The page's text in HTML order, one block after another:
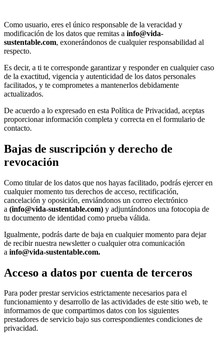
Como usuario, eres el único responsable de la veracidad y
modificación de los datos que remitas a info@vida-
sustentable.com, exonerándonos de cualquier responsabilidad al
respecto.
Es decir, a ti te corresponde garantizar y responder en cualquier caso
de la exactitud, vigencia y autenticidad de los datos personales
facilitados, y te comprometes a mantenerlos debidamente
actualizados.
De acuerdo a lo expresado en esta Política de Privacidad, aceptas
proporcionar información completa y correcta en el formulario de
contacto.
Bajas de suscripción y derecho de
revocación
Como titular de los datos que nos hayas facilitado, podrás ejercer en
cualquier momento tus derechos de acceso, rectificación,
cancelación y oposición, enviándonos un correo electrónico
a (info@vida-sustentable.com) y adjuntándonos una fotocopia de
tu documento de identidad como prueba válida.
Igualmente, podrás darte de baja en cualquier momento para dejar
de recibir nuestra newsletter o cualquier otra comunicación
a info@vida-sustentable.com.
Acceso a datos por cuenta de terceros
Para poder prestar servicios estrictamente necesarios para el
funcionamiento y desarrollo de las actividades de este sitio web, te
informamos de que compartimos datos con los siguientes
prestadores de servicio bajo sus correspondientes condiciones de
privacidad.